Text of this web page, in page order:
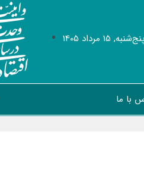
پنج‌شنبه, 15 مرداد 1405
با ما